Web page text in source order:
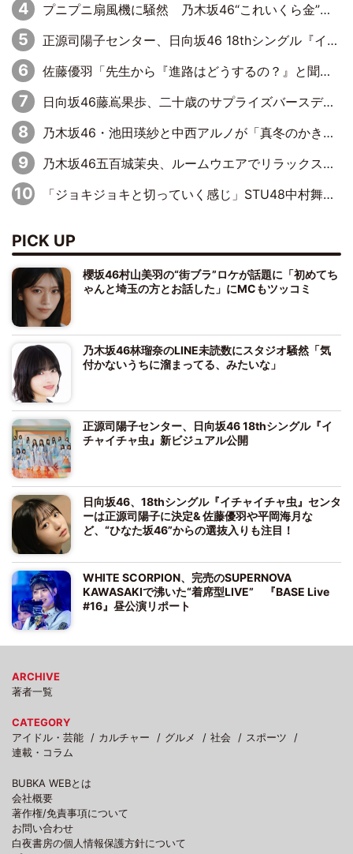
プニプニ扇風機に騒然 乃木坂46“これいくら金”延長中は今回もわちゃわちゃ全開
正源司陽子センター、日向坂46 18thシングル『イチャイチャ虫』新ビジュアル公開
佐藤優羽「先生から『進路はどうするの？』と聞かれて。『実は……』とXのトレンドで1位になっているスマホを見せました」【日向坂46『五期生LIVE』開催記念 五期生“変革”ドキュメンタリー③】
日向坂46藤嶌果歩、二十歳のサプライズバースデーに大喜び「頼られる先輩になれるように努力していきたい」
乃木坂46・池田瑛紗と中西アルノが「真冬のかき氷」騒動で火花散らす！ 因縁の裏にあるのは、逆境をともに“凌”ぐ似た者同士の絆
乃木坂46五百城茉央、ルームウエアでリラックス「今回のグラビアを見て成長を感じていただけるとうれしい」
「ジョキジョキと切っていく感じ」STU48中村舞、新しい挑戦は自らの手で
PICK UP
櫻坂46村山美羽の“街ブラ”ロケが話題に「初めてち
ゃんと埼玉の方とお話した」にMCもツッコミ
乃木坂46林瑠奈のLINE未読数にスタジオ騒然「気
付かないうちに溜まってる、みたいな」
正源司陽子センター、日向坂46 18thシングル『イ
チャイチャ虫』新ビジュアル公開
日向坂46、18thシングル『イチャイチャ虫』センタ
ーは正源司陽子に決定& 佐藤優羽や平岡海月な
ど、“ひなた坂46”からの選抜入りも注目！
WHITE SCORPION、完売のSUPERNOVA
KAWASAKIで沸いた“着席型LIVE” 『BASE Live
#16』昼公演リポート
ARCHIVE
著者一覧
CATEGORY
アイドル・芸能
カルチャー グルメ 社会
スポーツ
連載・コラム
BUBKA WEBとは
会社概要
著作権/免責事項について
お問い合わせ
白夜書房の個人情報保護方針について